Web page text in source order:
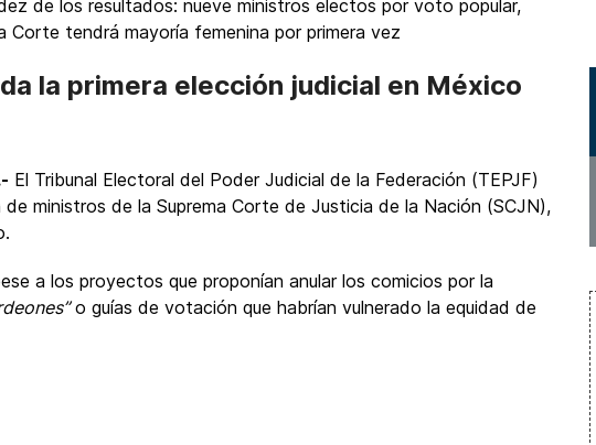
de los resultados: nueve ministros electos por voto popular,
Corte tendrá mayoría femenina por primera vez
la primera elección judicial en México
El Tribunal Electoral del Poder Judicial de la Federación (TEPJF)
ministros de la Suprema Corte de Justicia de la Nación (SCJN),
a los proyectos que proponían anular los comicios por la
o guías de votación que habrían vulnerado la equidad de